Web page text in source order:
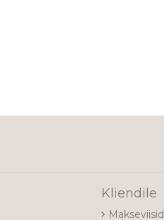
Kliendile
Makseviisid